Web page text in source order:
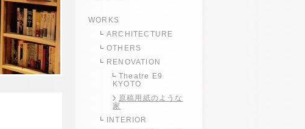
WORKS
ARCHITECTURE
OTHERS
RENOVATION
Theatre E9
KYOTO
原稿用紙のような
家
INTERIOR